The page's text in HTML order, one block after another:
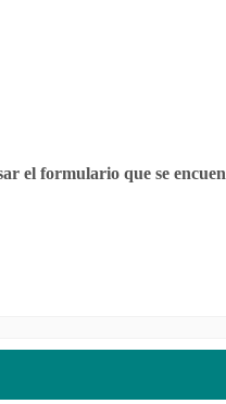
el formulario que se